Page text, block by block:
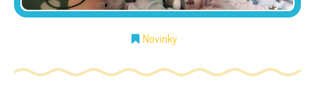
Novinky